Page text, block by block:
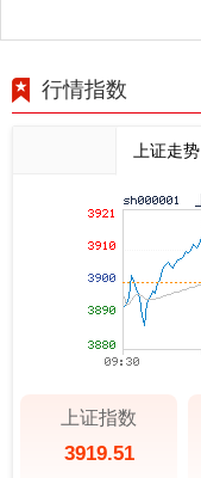
行情指数
上证走势
上证指数
3919.51